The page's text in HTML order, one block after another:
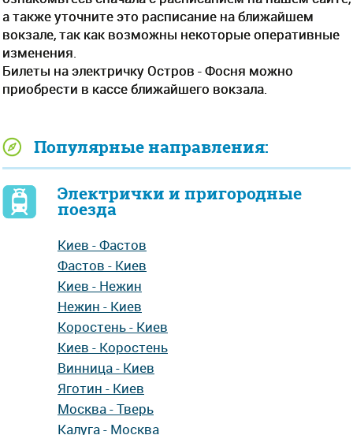
а также уточните это расписание на ближайшем
вокзале, так как возможны некоторые оперативные
изменения.
Билеты на электричку Остров - Фосня можно
приобрести в кассе ближайшего вокзала.
Популярные направления:
Электрички и пригородные
поезда
Киев - Фастов
Фастов - Киев
Киев - Нежин
Нежин - Киев
Коростень - Киев
Киев - Коростень
Винница - Киев
Яготин - Киев
Москва - Тверь
Калуга - Москва